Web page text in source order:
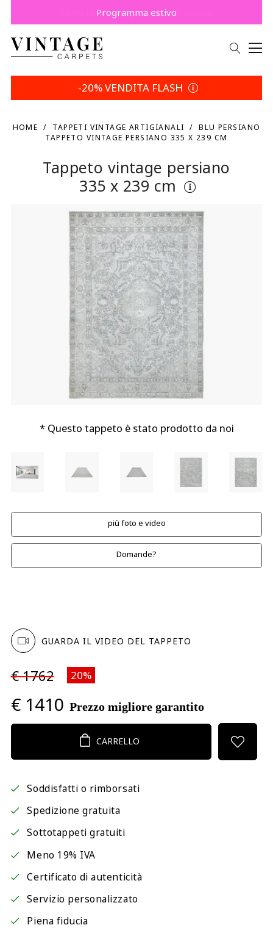
Risparmia 5% | Tua scelta
-20% VENDITA FLASH
HOME TAPPETI VINTAGE ARTIGIANALI
BLU PERSIANO
TAPPETO VINTAGE PERSIANO 335 X 239 CM
Tappeto vintage persiano
335 x 239 cm
* Questo tappeto è stato prodotto da noi
più foto e video
Domande?
GUARDA IL VIDEO DEL TAPPETO
€ 1762 20%
€ 1410 Prezzo migliore garantito
CARRELLO
Soddisfatti o rimborsati
Spedizione gratuita
Sottotappeti gratuiti
Meno 19% IVA
Certificato di autenticità
Servizio personalizzato
Piena fiducia